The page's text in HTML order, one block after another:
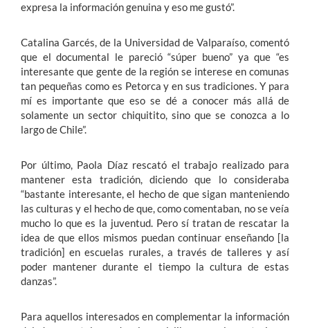
expresa la información genuina y eso me gustó”.
Catalina Garcés, de la Universidad de Valparaíso, comentó
que el documental le pareció “súper bueno” ya que “es
interesante que gente de la región se interese en comunas
tan pequeñas como es Petorca y en sus tradiciones. Y para
mí es importante que eso se dé a conocer más allá de
solamente un sector chiquitito, sino que se conozca a lo
largo de Chile”.
Por último, Paola Díaz rescató el trabajo realizado para
mantener esta tradición, diciendo que lo consideraba
“bastante interesante, el hecho de que sigan manteniendo
las culturas y el hecho de que, como comentaban, no se veía
mucho lo que es la juventud. Pero sí tratan de rescatar la
idea de que ellos mismos puedan continuar enseñando [la
tradición] en escuelas rurales, a través de talleres y así
poder mantener durante el tiempo la cultura de estas
danzas”.
Para aquellos interesados en complementar la información